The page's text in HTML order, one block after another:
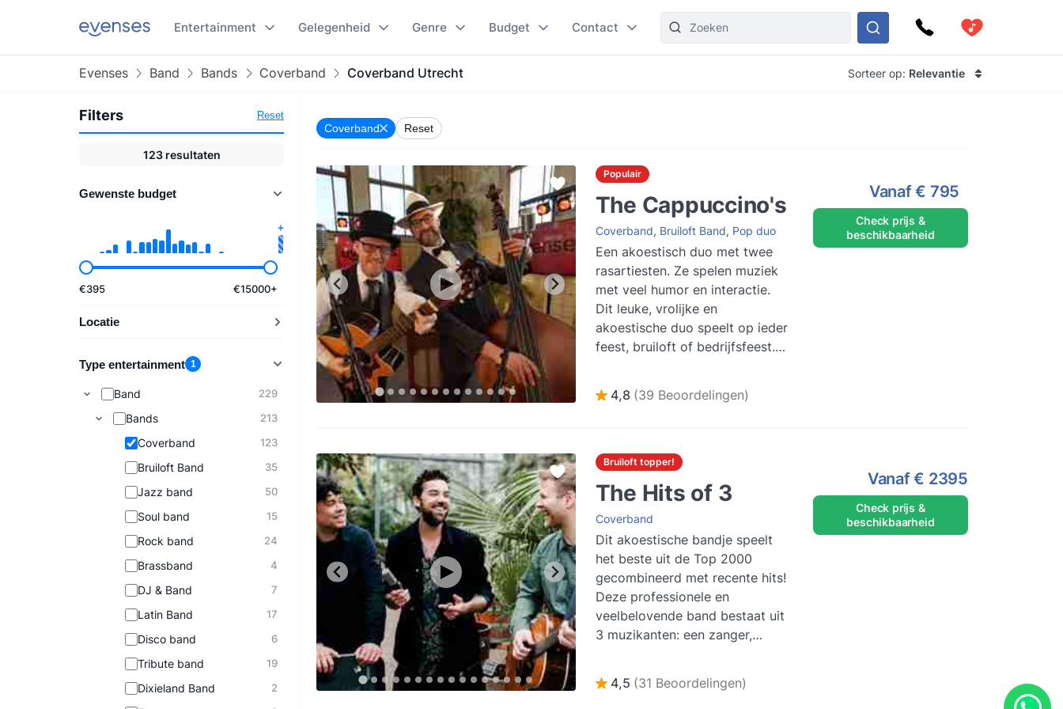
Entertainment Gelegenheid Genre Budget Contact
Evenses Band Bands Coverband Coverband Utrecht Sorteer op: Relevantie
Filters Reset
123 resultaten
Gewenste budget
€395 €15000+
Locatie
Type entertainment 1
Band 229
Bands 213
Coverband 123
Bruiloft Band 35
Jazz band 50
Soul band 15
Rock band 24
Brassband 4
DJ & Band 7
Latin Band 17
Disco band 6
Tribute band 19
Dixieland Band 2
Coverband Reset
Populair
The Cappuccino's
Coverband, Bruiloft Band, Pop duo
Een akoestisch duo met twee
rasartiesten. Ze spelen muziek
met veel humor en interactie.
Dit leuke, vrolijke en
akoestische duo speelt op ieder
feest, bruiloft of bedrijfsfeest.
4,8 (39 Beoordelingen)
Vanaf€ 795
Check prijs &
beschikbaarheid
Bruiloft topper!
The Hits of 3
Coverband
Dit akoestische bandje speelt
het beste uit de Top 2000
gecombineerd met recente hits!
Deze professionele en
veelbelovende band bestaat uit
3 muzikanten: een zanger,
4,5 (31 Beoordelingen)
Vanaf€ 2395
Check prijs &
beschikbaarheid